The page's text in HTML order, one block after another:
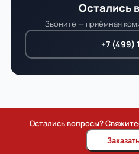
Остались
Звоните — приёмная
+7 (499)
Остались вопросы?